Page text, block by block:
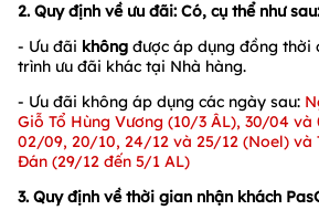
Quy định
1. Quy định về đặt cọc: Có, cụ thể như
- Nếu khách hàng đặt món trước, tùy
hàng sẽ chủ động liên hệ để đặt cọc.